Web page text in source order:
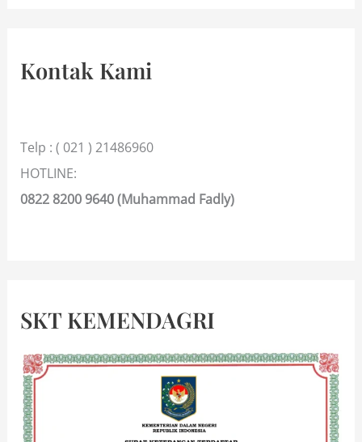
Kontak Kami
Telp : ( 021 ) 21486960
HOTLINE:
0822 8200 9640 (Muhammad Fadly)
SKT KEMENDAGRI